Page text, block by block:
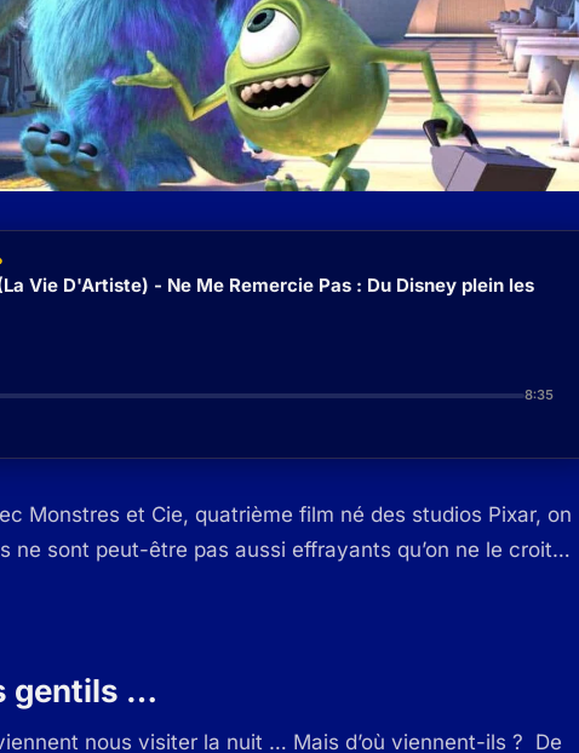
Vie D'Artiste) - Ne Me Remercie Pas : Du Disney plein les
8:35
Monstres et Cie, quatrième film né des studios Pixar, on
ne sont peut-être pas aussi effrayants qu’on ne le croit…
gentils …
nous visiter la nuit … Mais d’où viennent-ils ? De